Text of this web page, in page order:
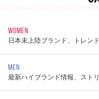
WOMEN
日本未上陸ブランド、トレン
MEN
最新ハイブランド情報、スト